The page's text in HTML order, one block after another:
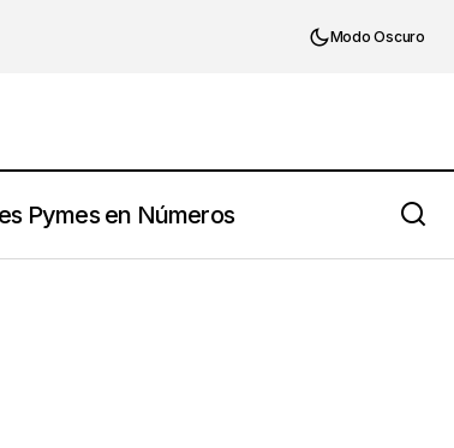
Modo Oscuro
Pymes en Números